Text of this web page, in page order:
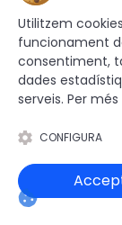
Altres
Andorra
Utilitzem
funcionament
consentiment,
dades
serveis. Per
CONFIGURA